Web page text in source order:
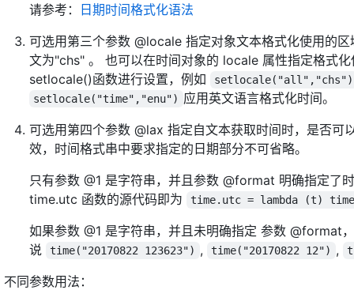
请参考： 日期时间格式化语法
可选用第三个参数 @locale 指定对象文本格式化使用的
文为"chs" 。 也可以在时间对象的 locale 属性指定格式
setlocale()函数进行设置，例如
setlocale("all","chs")
setlocale("time","enu") 应用英文语言格式化时间。
可选用第四个参数 @lax 指定自文本获取时间时，是否
效，时间格式串中要求指定的日期部分不可省略。
只有参数 @1 是字符串，并且参数 @format 明确指定了
time.utc 函数的源代码即为
time.utc = lambda (t)
如果参数 @1 是字符串，并且未明确指定 参数 @format
说
time("20170822 123623") , time("20170822 12") ,
不同参数用法：